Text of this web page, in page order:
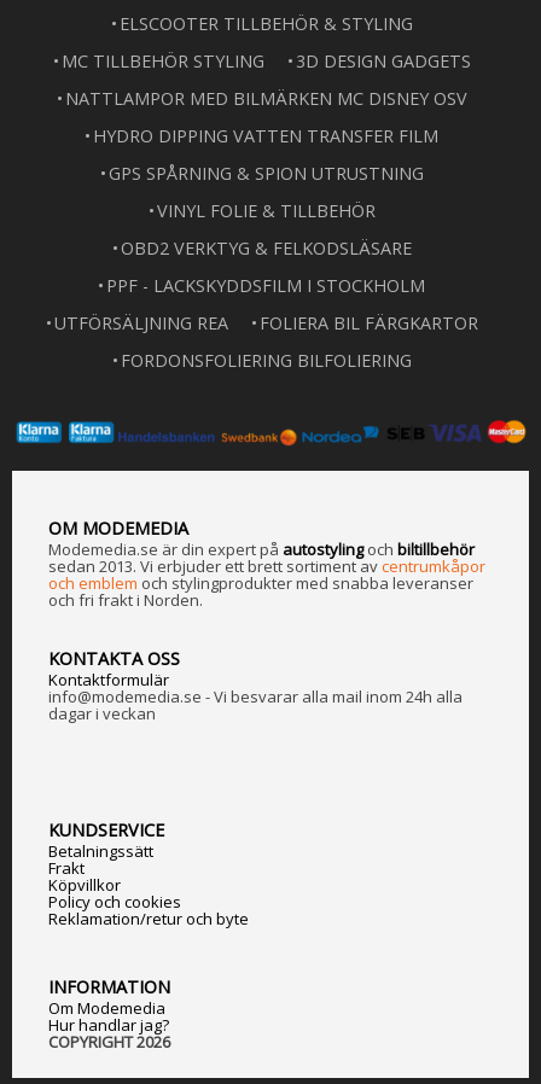
ELSCOOTER TILLBEHÖR & STYLING
MC TILLBEHÖR STYLING
3D DESIGN GADGETS
NATTLAMPOR MED BILMÄRKEN MC DISNEY OSV
HYDRO DIPPING VATTEN TRANSFER FILM
GPS SPÅRNING & SPION UTRUSTNING
VINYL FOLIE & TILLBEHÖR
OBD2 VERKTYG & FELKODSLÄSARE
PPF - LACKSKYDDSFILM I STOCKHOLM
UTFÖRSÄLJNING REA
FOLIERA BIL FÄRGKARTOR
FORDONSFOLIERING BILFOLIERING
OM MODEMEDIA
Modemedia.se är din expert på autostylingoch biltillbehör
sedan 2013. Vi erbjuder ett brett sortiment avcentrumkåpor
och emblem och stylingprodukter med snabba leveranser
och fri frakt i Norden.
KONTAKTA OSS
Kontaktformulär
info@modemedia.se - Vi besvarar alla mail inom 24h alla
dagar i veckan
KUNDSERVICE
Betalningssätt
Frakt
Köpvillkor
Policy och cookies
Reklamation/retur och byte
INFORMATION
Om Modemedia
Hur handlar jag?
COPYRIGHT 2026